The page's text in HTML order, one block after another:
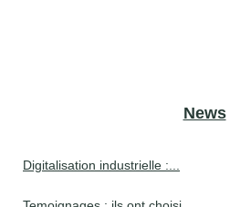
News
Digitalisation industrielle :...